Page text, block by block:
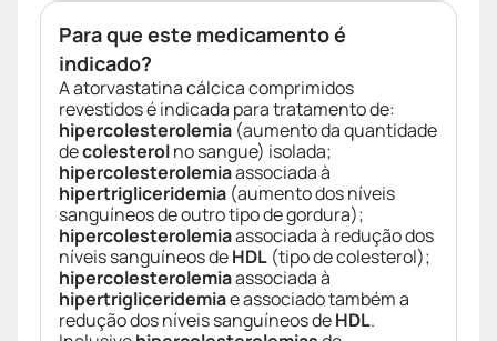
Para que este medicamento é
indicado?
A atorvastatina cálcica comprimidos
revestidos é indicada para tratamento de:
hipercolesterolemia (aumento da quantidade
decolesterolno sangue) isolada;
hipercolesterolemiaassociada à
hipertrigliceridemia (aumento dos níveis
sanguíneos de outro tipo de gordura);
hipercolesterolemiaassociada à redução dos
níveis sanguíneos deHDL (tipo de colesterol);
hipercolesterolemiaassociada à
hipertrigliceridemiae associado também a
redução dos níveis sanguíneos deHDL.